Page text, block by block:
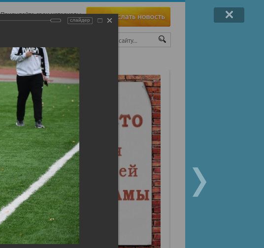
Присылайте свои материалы
КОНТАКТЫ
слайдер